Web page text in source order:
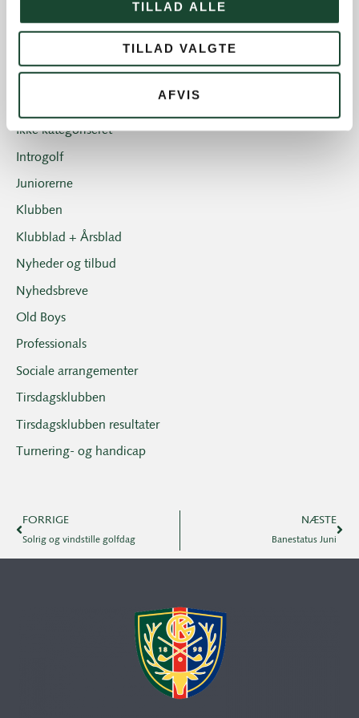
TILLAD ALLE
TILLAD VALGTE
AFVIS
Banearbejde
Eliten
Ikke kategoriseret
Introgolf
Juniorerne
Klubben
Klubblad + Årsblad
Nyheder og tilbud
Nyhedsbreve
Old Boys
Professionals
Sociale arrangementer
Tirsdagsklubben
Tirsdagsklubben resultater
Turnering- og handicap
FORRIGE
Solrig og vindstille golfdag
NÆSTE
Banestatus Juni